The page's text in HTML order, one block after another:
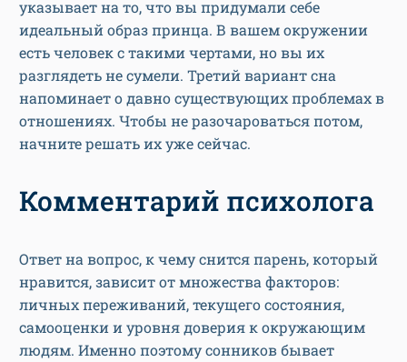
указывает на то, что вы придумали себе
идеальный образ принца. В вашем окружении
есть человек с такими чертами, но вы их
разглядеть не сумели. Третий вариант сна
напоминает о давно существующих проблемах в
отношениях. Чтобы не разочароваться потом,
начните решать их уже сейчас.
Комментарий психолога
Ответ на вопрос, к чему снится парень, который
нравится,зависит от множества факторов:
личных переживаний, текущего состояния,
самооценки и уровня доверия к окружающим
людям. Именно поэтому сонников бывает